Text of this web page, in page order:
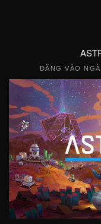
ĐĂNG VÀO